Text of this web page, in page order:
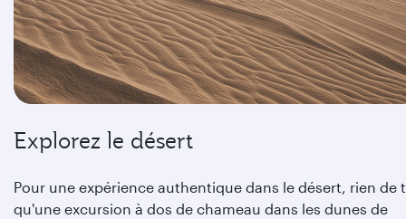
Explorez le désert
Pour une expérience authentique dans le désert, rien de
qu'une excursion à dos de chameau dans les dunes de